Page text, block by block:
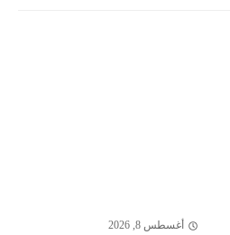
أغسطس 8, 2026